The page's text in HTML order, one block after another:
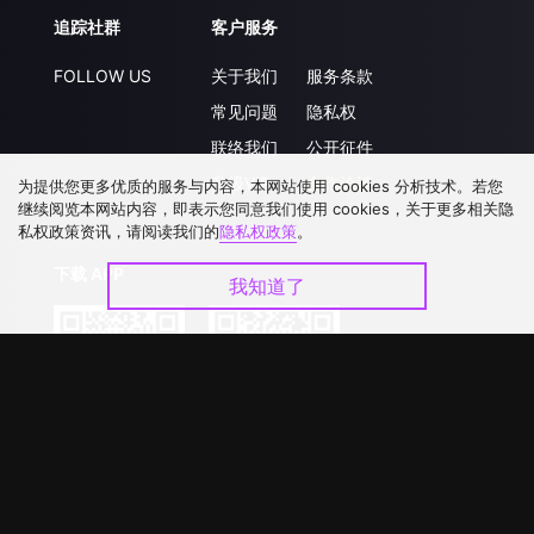
追踪社群
FOLLOW US
客户服务
关于我们
常见问题
联络我们
升级VIP
服务条款
隐私权
公开征件
合作洽談
为提供您更多优质的服务与内容，本网站使用 cookies 分析技术。若您
继续阅览本网站内容，即表示您同意我们使用 cookies，关于更多相关隐
私权政策资讯，请阅读我们的隐私权政策。
我知道了